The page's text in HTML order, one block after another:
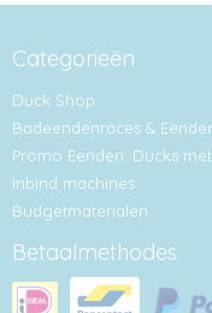
Categorieën
Duck Shop
Badeendenraces &
Promo Eenden: Ducks
Inbind machines
Budgetmaterialen
Betaalmethodes